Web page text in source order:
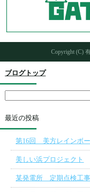
Copyright (C)
ブログトップ
最近の投稿
第16回 美方レインボ
美しい浜プロジェクト
某発電所 定期点検工